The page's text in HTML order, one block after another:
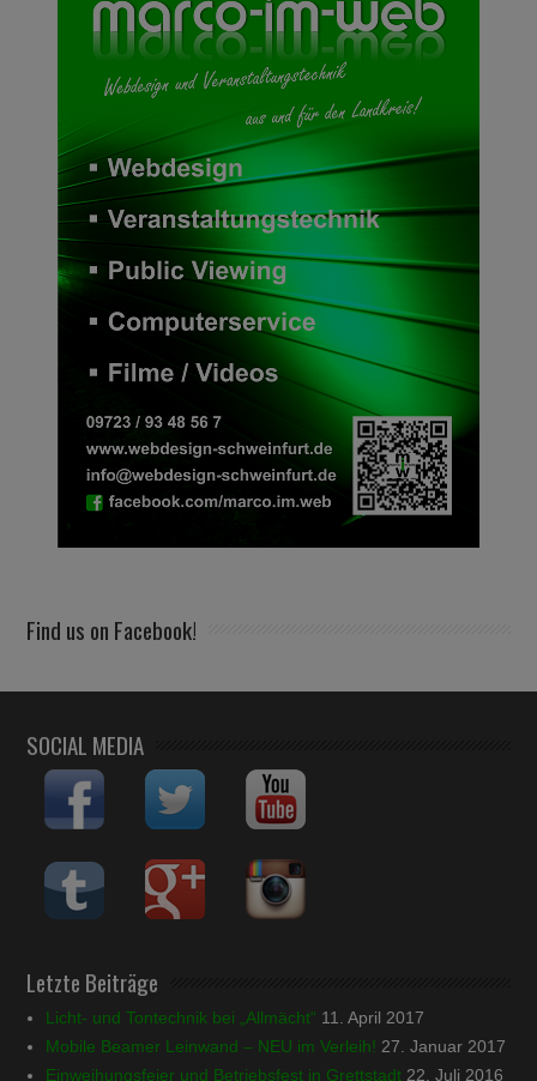
Find us on Facebook!
SOCIAL MEDIA
Letzte Beiträge
Licht- und Tontechnik bei „Allmächt“ 11. April 2017
Mobile Beamer Leinwand – NEU im Verleih! 27. Januar 2017
Einweihungsfeier und Betriebsfest in Grettstadt 22. Juli 2016